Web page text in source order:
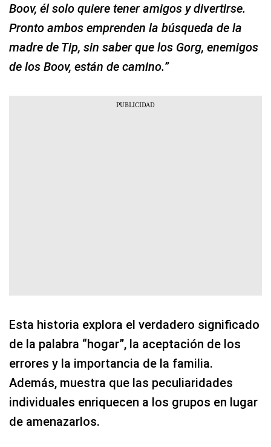
Boov, él solo quiere tener amigos y divertirse.
Pronto ambos emprenden la búsqueda de la
madre de Tip, sin saber que los Gorg, enemigos
de los Boov, están de camino.”
Esta historia explora el verdadero significado
de la palabra “hogar”, la aceptación de los
errores y la importancia de la familia.
Además, muestra que las peculiaridades
individuales enriquecen a los grupos en lugar
de amenazarlos.